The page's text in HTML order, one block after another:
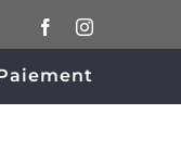
FacebookInstagram